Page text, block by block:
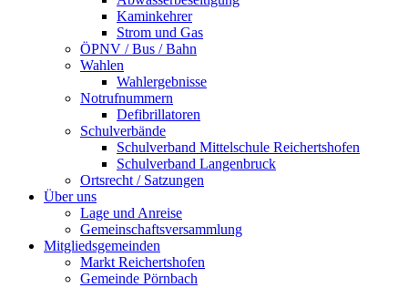
Kaminkehrer
Strom und Gas
ÖPNV / Bus / Bahn
Wahlen
Wahlergebnisse
Notrufnummern
Defibrillatoren
Schulverbände
Schulverband Mittelschule Reichertshofen
Schulverband Langenbruck
Ortsrecht / Satzungen
Über uns
Lage und Anreise
Gemeinschaftsversammlung
Mitgliedsgemeinden
Markt Reichertshofen
Gemeinde Pörnbach